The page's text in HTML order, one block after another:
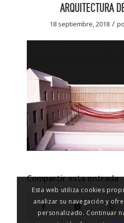
ARQUITECTURA
18 septiembre, 2018 /
Compartir esta entrada
Esta web utiliza cookies
analizar su navegación y
personalizado. Continuar